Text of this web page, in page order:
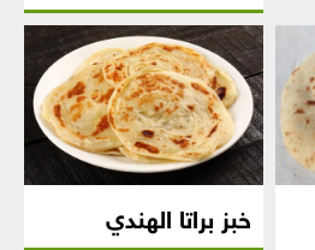
خبز براتا الهندي